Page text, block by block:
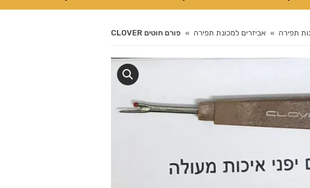
You are here: תפירה אביזרים למכונת תפירה פורם חוטים CLOVER